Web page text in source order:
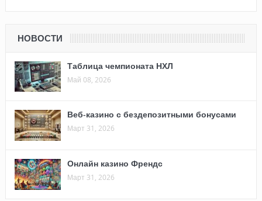
НОВОСТИ
Таблица чемпионата НХЛ
Май 08, 2026
Веб-казино с бездепозитными бонусами
Март 31, 2026
Онлайн казино Френдс
Март 31, 2026